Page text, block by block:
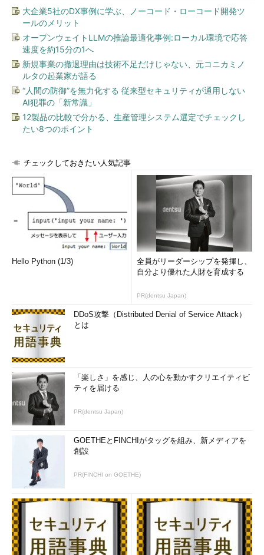
ダイムシフトは、ビジネス面でも大きな変化をもたらしていま
最も大きな変化としては、機会損失が大幅に削減できることが
ザーに対して提供できるようになったのです。この結果、顧客満
足度の向上や新たな顧客獲得につながると期待できます。
は、素早い対応が当たり前のように求められるようになっていま
ったビジネス要件の変化に対応するため登場してきたのが、
「DevOps」という考え方だといえるでしょう。
これまでは開発と運用を完全に分離して扱い、それぞれがより
専門的な知識を持って対応するという方針が主流でした。しか
し、この対応方針では刻一刻と変化する要件に柔軟に対応するに
は限界が生じていました。そこでDev（開発）とOps（運用）が
一体となって、効率よく進めていく方針が注目されています。
く中で、アジャイル開発、継続的インテグレーションなど、開発
を迅速に回すための取り組みは数多く行われています。一方で運
用には、どのような対応が求められているのでしょうか？
最も重要なのは以下のポイントではないかと考えられます。
提供サービス（システム）の利用状況に応じて迅速かつ柔軟に
システム構成を対応させること
このような運用を実現するには何が必要でしょうか？ 答えは
さまざまありますが、特に以下のポイントが重要です。
状況の監視
：監視状況を運用者に正しく、リアルタイムに
提示すること
対処時間の短縮：障害対応など提示されている状況を判断
して実際に対処完了するまでにかかる時間をより短縮する
大企業5社のDX事例に学ぶ、ノーコード・ローコード開発ツ
ールのメリット
オープンウェイトLLMの推論最適化事例:ローカル環境で応答
速度を約15分の1へ
新規事業の撤退理由は技術不足だけじゃない、元コニカミノ
ルタの起業家が語る
“人間の防御”を無力化する 従来型セキュリティが通用しない
AI犯罪の「新常識」
12製品の比較で分かる、生産管理システム選定でチェックし
たい8つのポイント
チェックしておきたい人気記事
Hello Python (1/3)
全員がリーダーシップを発揮し、
自分より優れた人財を育成する
PR(dentsu Japan)
DDoS攻撃（Distributed Denial of Service Attack）
とは
「楽しさ」を感じ、人の心を動かすクリエイティビ
ティを届ける
PR(dentsu Japan)
GOETHEとFINCHIがタッグを組み、新メディアを
創設
PR(FINCHI on GOETHE)